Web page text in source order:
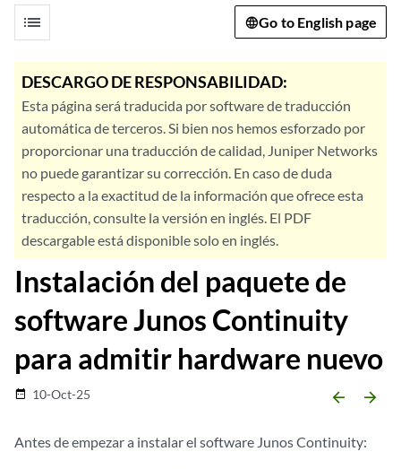
list Go to English page
DESCARGO DE RESPONSABILIDAD:
Esta página será traducida por software de traducción
automática de terceros. Si bien nos hemos esforzado por
proporcionar una traducción de calidad, Juniper Networks
no puede garantizar su corrección. En caso de duda
respecto a la exactitud de la información que ofrece esta
traducción, consulte la versión en inglés. El PDF
descargable está disponible solo en inglés.
Instalación del paquete de
software Junos Continuity
para admitir hardware nuevo
date_range 10-Oct-25 arrow_backward arrow_forward
Antes de empezar a instalar el software Junos Continuity: